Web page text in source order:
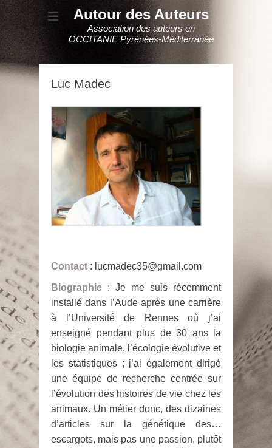
Autour des Auteurs
Association des auteurs en
OCCITANIE Pyrénées-Méditerranée
Luc Madec
Contact : lucmadec35@gmail.com
Biographie : Je me suis récemment
installé dans l’Aude après une carrière
à l’Université de Rennes où j’ai
enseigné pendant plus de 30 ans la
biologie animale, l’écologie évolutive et
les statistiques ; j’ai également dirigé
une équipe de recherche centrée sur
l’évolution des histoires de vie chez les
animaux. Un métier donc, des dizaines
d’articles sur la génétique des…
escargots, mais pas une passion, plutôt